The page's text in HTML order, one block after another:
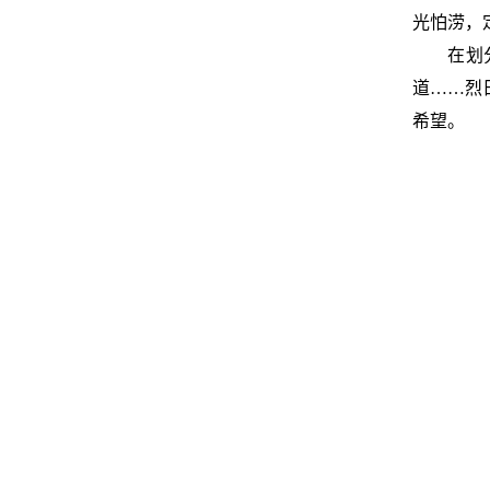
光怕涝，
在划
道……烈
希望。